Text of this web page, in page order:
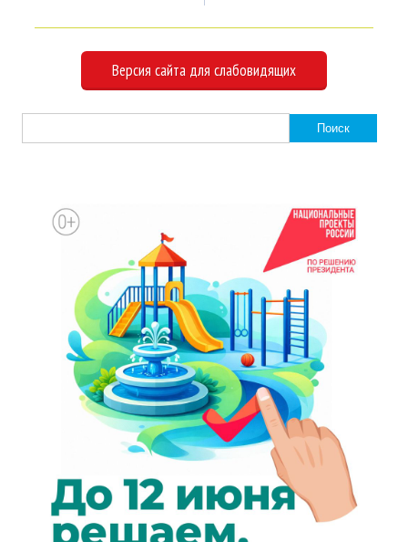
Версия сайта для слабовидящих